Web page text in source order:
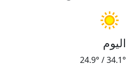
اليوم
34.1°
/
24.9°